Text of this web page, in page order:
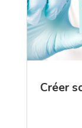
Créer